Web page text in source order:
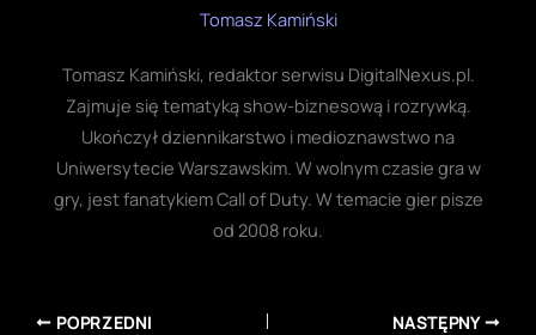
Tomasz Kamiński
Tomasz Kamiński, redaktor serwisu DigitalNexus.pl.
Zajmuje się tematyką show-biznesową i rozrywką.
Ukończył dziennikarstwo i medioznawstwo na
Uniwersytecie Warszawskim. W wolnym czasie gra w
gry, jest fanatykiem Call of Duty. W temacie gier pisze
od 2008 roku.
POPRZEDNI NASTĘPNY